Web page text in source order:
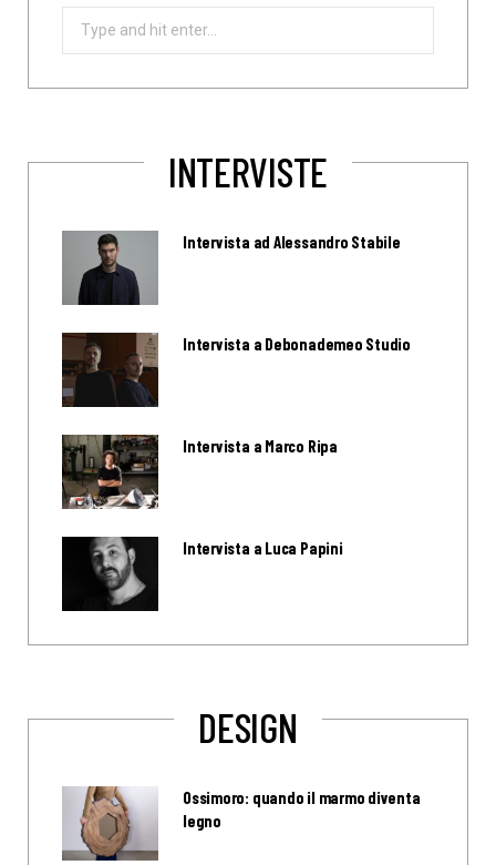
Search
INTERVISTE
Intervista ad Alessandro Stabile
Intervista a Debonademeo Studio
Intervista a Marco Ripa
Intervista a Luca Papini
DESIGN
Ossimoro: quando il marmo diventa
legno